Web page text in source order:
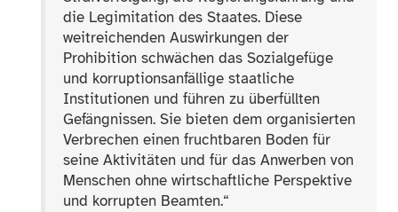
die Legimitation des Staates. Diese
weitreichenden Auswirkungen der
Prohibition schwächen das Sozialgefüge
und korruptionsanfällige staatliche
Institutionen und führen zu überfüllten
Gefängnissen. Sie bieten dem organisierten
Verbrechen einen fruchtbaren Boden für
seine Aktivitäten und für das Anwerben von
Menschen ohne wirtschaftliche Perspektive
und korrupten Beamten.“